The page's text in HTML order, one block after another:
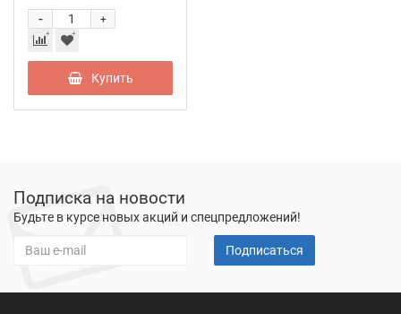
+
-
Купить
Подписка на новости
Будьте в курсе новых акций и спецпредложений!
Подписаться